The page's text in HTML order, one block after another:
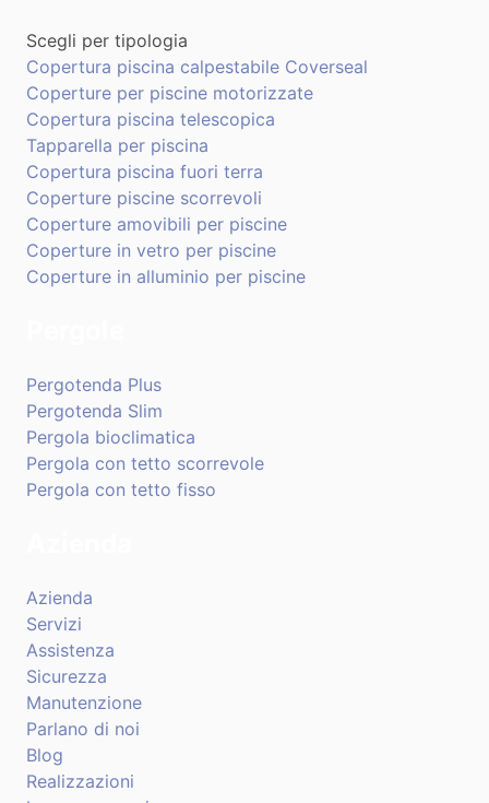
Scegli per tipologia
Copertura piscina calpestabile Coverseal
Coperture per piscine motorizzate
Copertura piscina telescopica
Tapparella per piscina
Copertura piscina fuori terra
Coperture piscine scorrevoli
Coperture amovibili per piscine
Coperture in vetro per piscine
Coperture in alluminio per piscine
Pergotenda Plus
Pergotenda Slim
Pergola bioclimatica
Pergola con tetto scorrevole
Pergola con tetto fisso
Azienda
Servizi
Assistenza
Sicurezza
Manutenzione
Parlano di noi
Blog
Realizzazioni